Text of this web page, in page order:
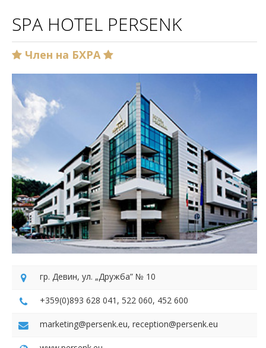
SPA HOTEL PERSENK
Член на БХРА
гр. Девин, ул. „Дружба” № 10
+359(0)893 628 041, 522 060, 452 600
marketing@persenk.eu, reception@persenk.eu